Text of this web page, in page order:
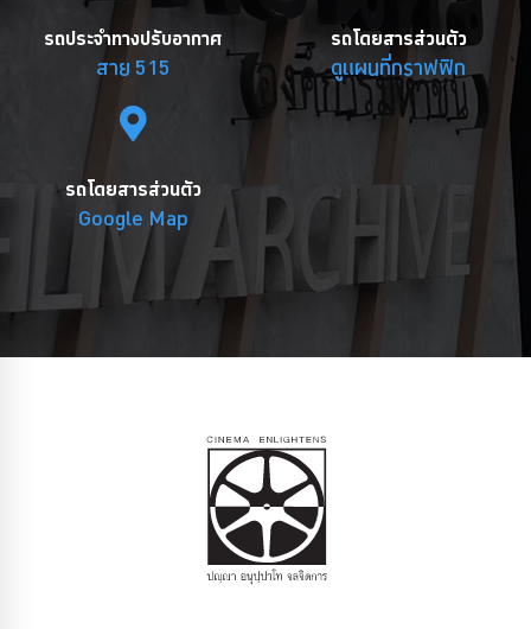
รถประจำทางปรับอากาศ
สาย 515
รถโดยสารส่วนตัว
ดูแผนที่กราฟฟิก
รถโดยสารส่วนตัว
Google Map